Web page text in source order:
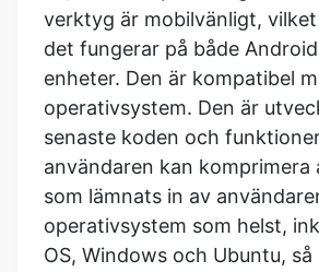
operativsystem. Den är
senaste koden och
användaren kan komprimera
som lämnats in av
operativsystem som helst,
OS, Windows och Ubuntu, så
enheten har en pålitlig
Hemligheten är att det
en trög internetanslutning.